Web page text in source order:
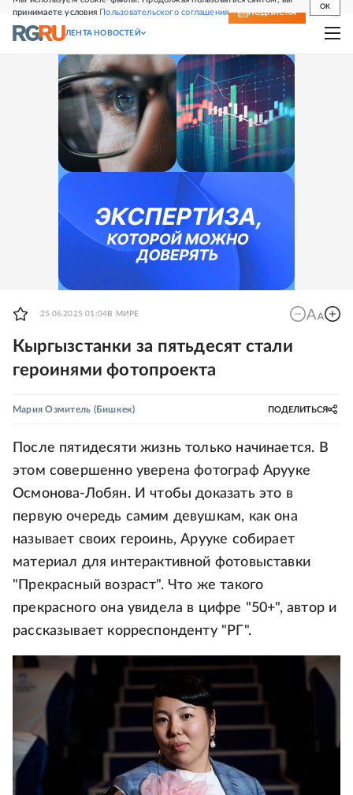
принимаете условия Пользовательского соглашения
OK
СВЕЖИЙ НОМЕР ПОДПИСКА
ЛЕНТА НОВОСТЕЙ
25.06.2025 01:04 В МИРЕ
Кыргызстанки за пятьдесят стали
героинями фотопроекта
Мария Озмитель (Бишкек) ПОДЕЛИТЬСЯ
После пятидесяти жизнь только начинается. В
этом совершенно уверена фотограф Арууке
Осмонова-Лобян. И чтобы доказать это в
первую очередь самим девушкам, как она
называет своих героинь, Арууке собирает
материал для интерактивной фотовыставки
"Прекрасный возраст". Что же такого
прекрасного она увидела в цифре "50+", автор и
рассказывает корреспонденту "РГ".